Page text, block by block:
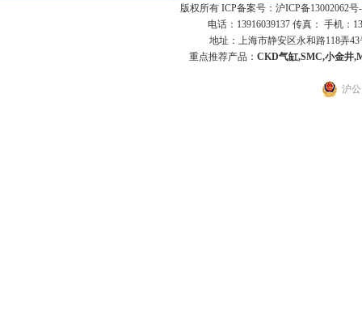
版权所有 ICP备案号： 沪ICP备13002062号
电话：13916039137 传真： 手机：
地址：上海市静安区永和路118弄43
重点推荐产品： CKD气缸,SMC,小金井
沪公